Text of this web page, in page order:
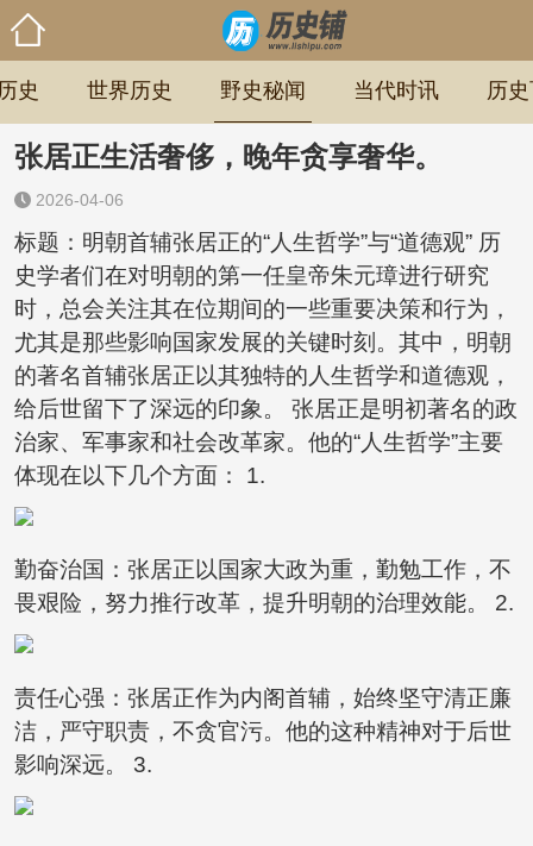
史 世界历史 野史秘闻 当代时讯 历
张居正生活奢侈，晚年贪享奢华。
2026-04-06
标题：明朝首辅张居正的“人生哲学”与“道德观” 历
史学者们在对明朝的第一任皇帝朱元璋进行研究
时，总会关注其在位期间的一些重要决策和行为，
尤其是那些影响国家发展的关键时刻。其中，明朝
的著名首辅张居正以其独特的人生哲学和道德观，
给后世留下了深远的印象。 张居正是明初著名的政
治家、军事家和社会改革家。他的“人生哲学”主要
体现在以下几个方面： 1.
勤奋治国：张居正以国家大政为重，勤勉工作，不
畏艰险，努力推行改革，提升明朝的治理效能。 2.
责任心强：张居正作为内阁首辅，始终坚守清正廉
洁，严守职责，不贪官污。他的这种精神对于后世
影响深远。 3.